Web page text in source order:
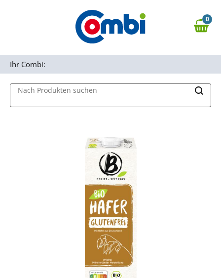
Zur Navigation springen
0,00 €
0
Nach Produkten suchen
Ihr Combi: